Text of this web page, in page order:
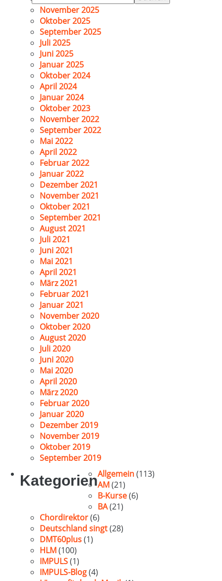
nach:
November 2025
Oktober 2025
September 2025
Juli 2025
Juni 2025
Januar 2025
Oktober 2024
April 2024
Januar 2024
Oktober 2023
November 2022
September 2022
Mai 2022
April 2022
Februar 2022
Januar 2022
Dezember 2021
November 2021
Oktober 2021
September 2021
August 2021
Juli 2021
Juni 2021
Mai 2021
April 2021
März 2021
Februar 2021
Januar 2021
November 2020
Oktober 2020
August 2020
Juli 2020
Juni 2020
Mai 2020
April 2020
März 2020
Februar 2020
Januar 2020
Dezember 2019
November 2019
Oktober 2019
September 2019
KategorienAllgemein(113)
AM(21)
B-Kurse(6)
BA(21)
Chordirektor(6)
Deutschland singt(28)
DMT60plus(1)
HLM(100)
IMPULS(1)
IMPULS-Blog(4)